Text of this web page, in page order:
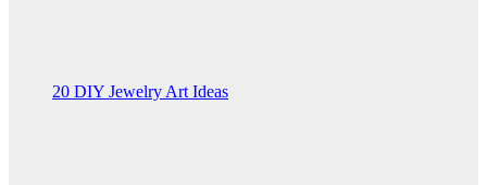
20 DIY Jewelry Art Ideas